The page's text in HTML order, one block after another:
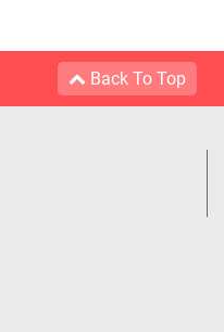
Back To Top